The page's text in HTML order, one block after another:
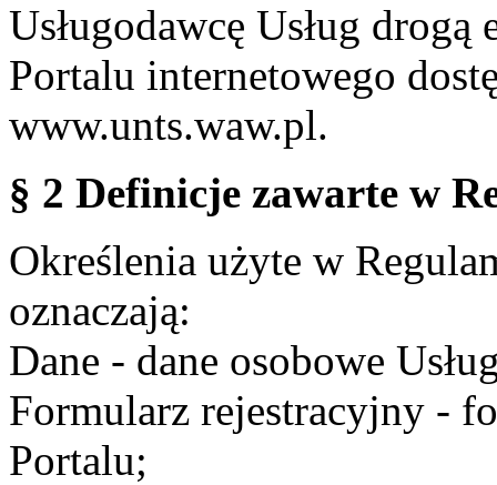
Usługodawcę Usług
Portalu internetowego
www.unts.waw.pl.
§ 2 Definicje zawarte w
Określenia użyte w
oznaczają:
Dane - dane osobowe
Formularz rejestracyjny -
Portalu;